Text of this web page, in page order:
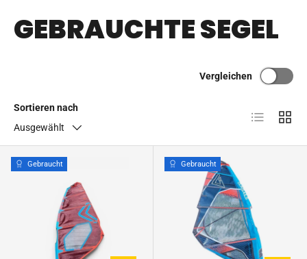
GEBRAUCHTE SEGEL
Sortieren nach
Ausgewählt
Vergleichen
Produktliste
Gebraucht Gebraucht